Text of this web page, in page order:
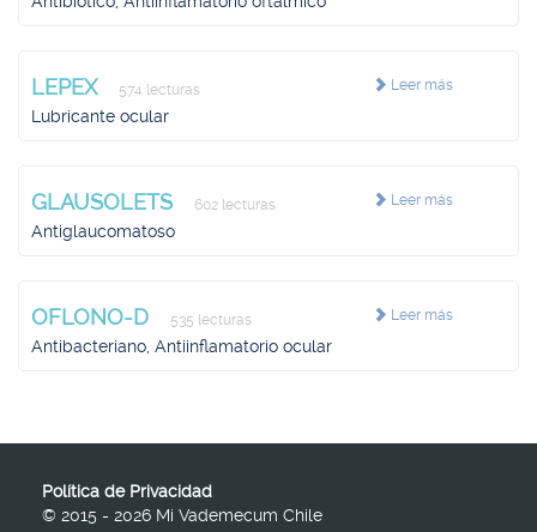
Leer más
LEPEX 574 lecturas
Lubricante ocular
Leer más
GLAUSOLETS 602 lecturas
Antiglaucomatoso
Leer más
OFLONO-D 535 lecturas
Antibacteriano, Antiinflamatorio ocular
Política de Privacidad
© 2015 - 2026 Mi Vademecum Chile